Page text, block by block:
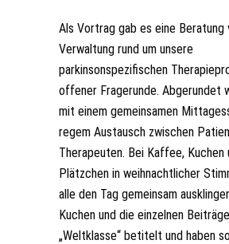
Als Vortrag gab es eine Beratung
Verwaltung rund um unsere
parkinsonspezifischen
offener Fragerunde. Abgerundet
mit einem gemeinsamen
regem Austausch zwischen
Therapeuten. Bei Kaffee, Kuchen
Plätzchen in weihnachtlicher
alle den Tag gemeinsam
Kuchen und die einzelnen
„Weltklasse“ betitelt und haben